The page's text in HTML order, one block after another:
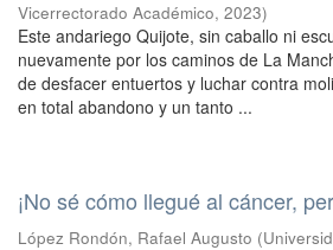
Vicerrectorado Académico, 2023)
Este andariego Quijote, sin caballo ni
nuevamente por los caminos de La
de desfacer entuertos y luchar contra
en total abandono y un tanto ...
¡No sé cómo llegué al cáncer,
López Rondón, Rafael Augusto (